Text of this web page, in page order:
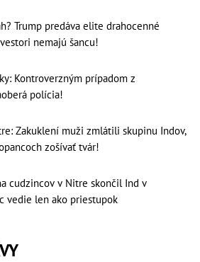
Trump predáva elite drahocenné
nemajú šancu!
Kontroverzným prípadom z
polícia!
Zakuklení muži zmlátili skupinu Indov,
zošívať tvár!
cudzincov v Nitre skončil Ind v
vedie len ako priestupok